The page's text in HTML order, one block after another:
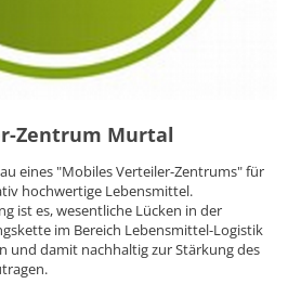
Zentrum Murtal
eines "Mobiles Verteiler-Zentrums" für
hochwertige Lebensmittel.
ist es, wesentliche Lücken in der
im Bereich Lebensmittel-Logistik
und damit nachhaltig zur Stärkung des